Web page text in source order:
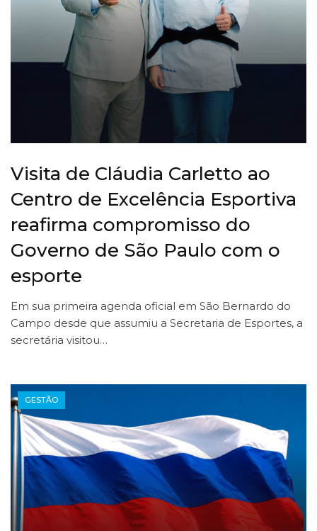
Visita de Cláudia Carletto ao
Centro de Excelência Esportiva
reafirma compromisso do
Governo de São Paulo com o
esporte
Em sua primeira agenda oficial em São Bernardo do
Campo desde que assumiu a Secretaria de Esportes, a
secretária visitou…
GESTÃO